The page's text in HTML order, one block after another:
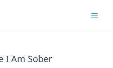
I Am Sober